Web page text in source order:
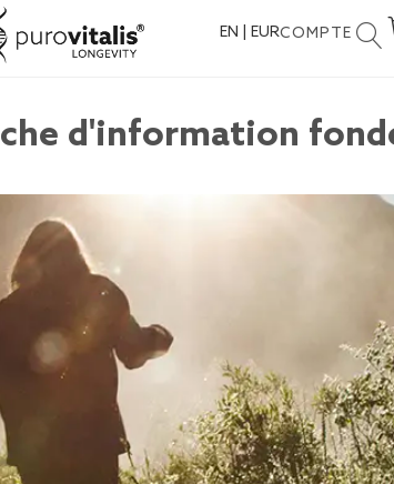
EN | EURCOMPTE
d'information